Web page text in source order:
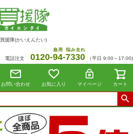
買援隊(かいえんたい)
電話注文 0120-94
急用
-7330
悩み去れ
（平日 9:00～17:00)
お問い合わせ お気に入り マイページ カート